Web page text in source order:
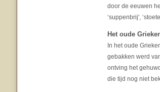
door de eeuwen
‘suppenbrij',
Het oude
In het oude
gebakken werd
ontving het
die tijd nog niet